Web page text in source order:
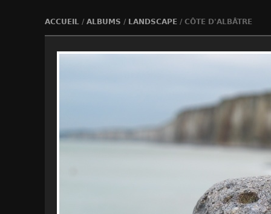
ACCUEIL/ ALBUMS / LANDSCAPE/ CÔTE D'ALBÂTRE